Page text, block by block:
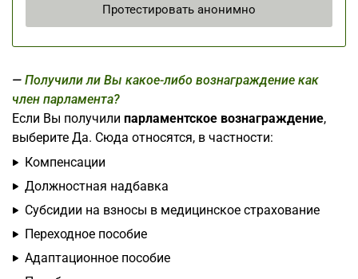
Протестировать анонимно
Получили ли Вы какое-либо вознаграждение как
член парламента?
Если Вы получили парламентское вознаграждение,
выберите Да. Сюда относятся, в частности:
Компенсации
Должностная надбавка
Субсидии на взносы в медицинское страхование
Переходное пособие
Адаптационное пособие